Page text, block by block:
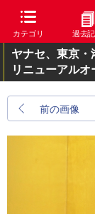
カテゴリ 過去
ヤナセ、東京・
リニューアルオ
前の画像